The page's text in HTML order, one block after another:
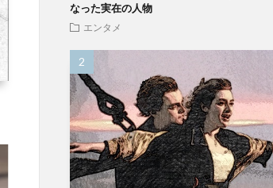
なった実在の人物
エンタメ